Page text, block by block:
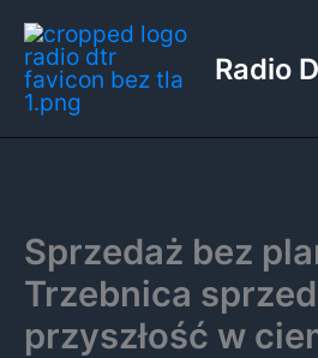
Przejdź
do
treści
Radio
Sprzedaż bez
Trzebnica
przyszłość w